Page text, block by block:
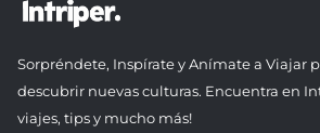
Sorpréndete, Inspírate y Anímate a Viajar
descubrir nuevas culturas. Encuentra en
viajes, tips y mucho más!